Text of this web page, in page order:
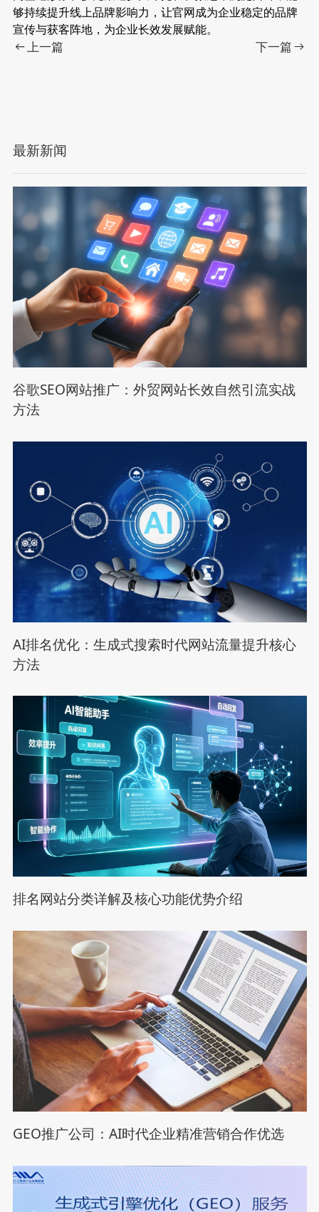
够持续提升线上品牌影响力，让官网成为企业稳定的品牌
宣传与获客阵地，为企业长效发展赋能。
上一篇 下一篇
最新新闻
谷歌SEO网站推广：外贸网站长效自然引流实战
方法
AI排名优化：生成式搜索时代网站流量提升核心
方法
排名网站分类详解及核心功能优势介绍
GEO推广公司：AI时代企业精准营销合作优选